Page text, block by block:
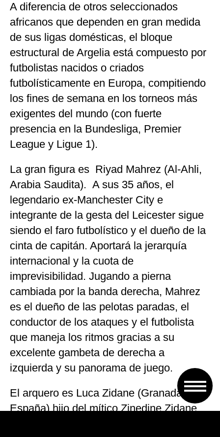
A diferencia de otros seleccionados
africanos que dependen en gran medida
de sus ligas domésticas, el bloque
estructural de Argelia está compuesto por
futbolistas nacidos o criados
futbolísticamente en Europa, compitiendo
los fines de semana en los torneos más
exigentes del mundo (con fuerte
presencia en la Bundesliga, Premier
League y Ligue 1).
La gran figura es Riyad Mahrez (Al-Ahli,
Arabia Saudita). A sus 35 años, el
legendario ex-Manchester City e
integrante de la gesta del Leicester sigue
siendo el faro futbolístico y el dueño de la
cinta de capitán. Aportará la jerarquía
internacional y la cuota de
imprevisibilidad. Jugando a pierna
cambiada por la banda derecha, Mahrez
es el dueño de las pelotas paradas, el
conductor de los ataques y el futbolista
que maneja los ritmos gracias a su
excelente gambeta de derecha a
izquierda y su panorama de juego.
El arquero es Luca Zidane (Granada,
España) hijo del mítico Zinedine Zidane,